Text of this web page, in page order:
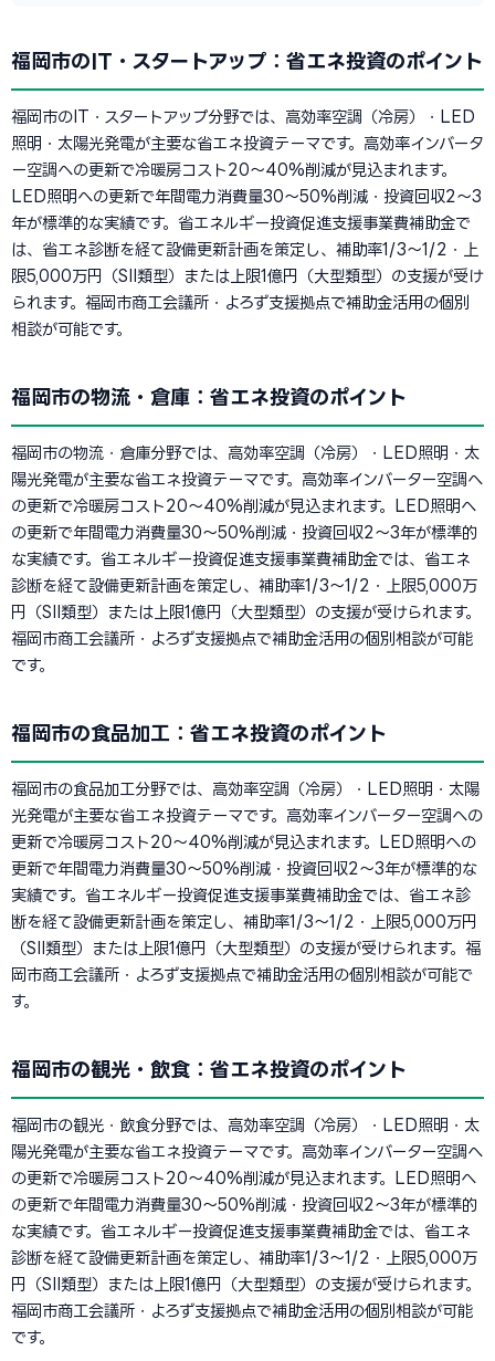
福岡市のIT・スタートアップ：省エネ投資のポイント
福岡市のIT・スタートアップ分野では、高効率空調（冷房）・LED
照明・太陽光発電が主要な省エネ投資テーマです。高効率インバータ
ー空調への更新で冷暖房コスト20〜40%削減が見込まれます。
LED照明への更新で年間電力消費量30〜50%削減・投資回収2〜3
年が標準的な実績です。省エネルギー投資促進支援事業費補助金で
は、省エネ診断を経て設備更新計画を策定し、補助率1/3〜1/2・上
限5,000万円（SII類型）または上限1億円（大型類型）の支援が受け
られます。福岡市商工会議所・よろず支援拠点で補助金活用の個別
相談が可能です。
福岡市の物流・倉庫：省エネ投資のポイント
福岡市の物流・倉庫分野では、高効率空調（冷房）・LED照明・太
陽光発電が主要な省エネ投資テーマです。高効率インバーター空調へ
の更新で冷暖房コスト20〜40%削減が見込まれます。LED照明へ
の更新で年間電力消費量30〜50%削減・投資回収2〜3年が標準的
な実績です。省エネルギー投資促進支援事業費補助金では、省エネ
診断を経て設備更新計画を策定し、補助率1/3〜1/2・上限5,000万
円（SII類型）または上限1億円（大型類型）の支援が受けられます。
福岡市商工会議所・よろず支援拠点で補助金活用の個別相談が可能
です。
福岡市の食品加工：省エネ投資のポイント
福岡市の食品加工分野では、高効率空調（冷房）・LED照明・太陽
光発電が主要な省エネ投資テーマです。高効率インバーター空調への
更新で冷暖房コスト20〜40%削減が見込まれます。LED照明への
更新で年間電力消費量30〜50%削減・投資回収2〜3年が標準的な
実績です。省エネルギー投資促進支援事業費補助金では、省エネ診
断を経て設備更新計画を策定し、補助率1/3〜1/2・上限5,000万円
（SII類型）または上限1億円（大型類型）の支援が受けられます。福
岡市商工会議所・よろず支援拠点で補助金活用の個別相談が可能で
す。
福岡市の観光・飲食：省エネ投資のポイント
福岡市の観光・飲食分野では、高効率空調（冷房）・LED照明・太
陽光発電が主要な省エネ投資テーマです。高効率インバーター空調へ
の更新で冷暖房コスト20〜40%削減が見込まれます。LED照明へ
の更新で年間電力消費量30〜50%削減・投資回収2〜3年が標準的
な実績です。省エネルギー投資促進支援事業費補助金では、省エネ
診断を経て設備更新計画を策定し、補助率1/3〜1/2・上限5,000万
円（SII類型）または上限1億円（大型類型）の支援が受けられます。
福岡市商工会議所・よろず支援拠点で補助金活用の個別相談が可能
です。